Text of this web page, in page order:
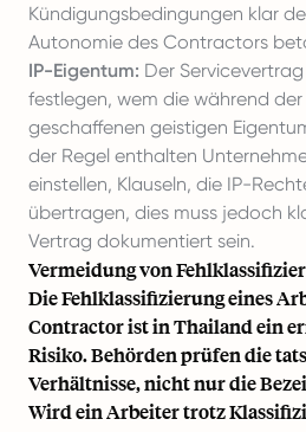
Kündigungsbedingungen klar
Autonomie des Contractors
IP-Eigentum: Der
festlegen, wem die während
geschaffenen geistigen
der Regel enthalten
einstellen, Klauseln, die IP-
übertragen, dies muss jedoch
Vertrag dokumentiert sein.
Vermeidung von
Die Fehlklassifizierung eines
Contractor ist in Thailand ein
Risiko. Behörden prüfen die
Verhältnisse, nicht nur die
Wird ein Arbeiter trotz